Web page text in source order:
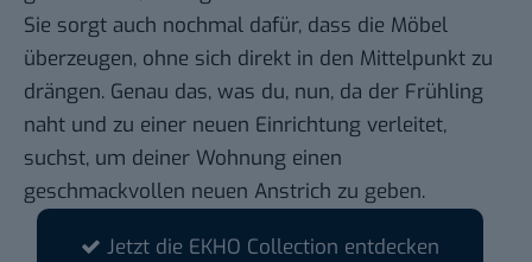
Sie sorgt auch nochmal dafür, dass die Möbel
überzeugen, ohne sich direkt in den Mittelpunkt zu
drängen. Genau das, was du, nun, da der Frühling
naht und zu einer neuen Einrichtung verleitet,
suchst, um deiner Wohnung einen
geschmackvollen neuen Anstrich zu geben.
Jetzt die EKHO Collection entdecken